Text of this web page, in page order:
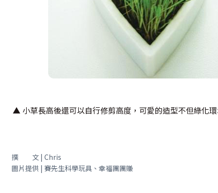
▲ 小草長高後還可以自行修剪高度，可愛的造型不但綠化
撰 文 | Chris
圖片提供 | 賽先生科學玩具、幸福團團賺